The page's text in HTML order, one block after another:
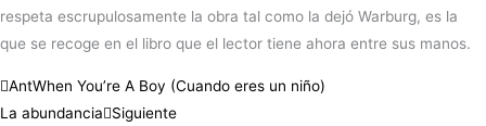
respeta escrupulosamente la obra tal como la dejó Warburg, es la
que se recoge en el libro que el lector tiene ahora entre sus manos.
AntWhen You’re A Boy (Cuando eres un niño)
La abundancia
Siguiente